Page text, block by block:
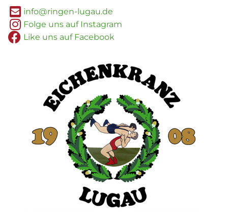
info@ringen-lugau.de
Folge uns auf Instagram
Like uns auf Facebook